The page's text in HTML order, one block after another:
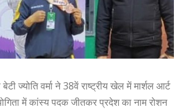
ज्योति वर्मा ने 38वें राष्ट्रीय खेल में मार्शल आर्ट
में कांस्य पदक जीतकर प्रदेश का नाम रोशन